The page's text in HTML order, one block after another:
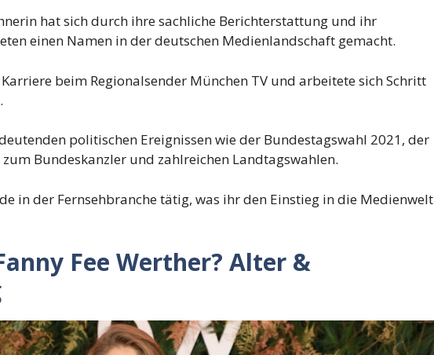
hat sich durch ihre sachliche Berichterstattung und ihr
einen Namen in der deutschen Medienlandschaft gemacht.
beim Regionalsender München TV und arbeitete sich Schritt
politischen Ereignissen wie der Bundestagswahl 2021, der
zum Bundeskanzler und zahlreichen Landtagswahlen.
in der Fernsehbranche tätig, was ihr den Einstieg in die Medienwelt
Fee Werther? Alter &